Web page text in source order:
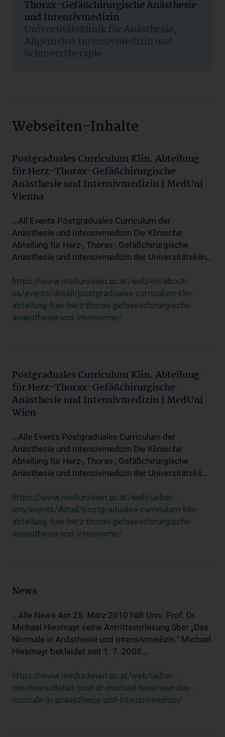
Thorax-Gefäßchirurgische Anästhesie
und Intensivmedizin
Universitätsklinik für Anästhesie,
Allgemeine Intensivmedizin und
Schmerztherapie
Webseiten-Inhalte
Postgraduales Curriculum Klin. Abteilung
für Herz-Thorax-Gefäßchirurgische
Anästhesie und Intensivmedizin | MedUni
Vienna
...All Events Postgraduales Curriculum der
Anästhesie und Intensivmedizin Die Klinische
Abteilung für Herz-, Thorax-, Gefäßchirurgische
Anästhesie und Intensivmedizin der Universitätsklin...
https://www.meduniwien.ac.at/web/en/about-
us/events/detail/postgraduales-curriculum-klin-
abteilung-fuer-herz-thorax-gefaesschirurgische-
anaesthesie-und-intensivme/
Postgraduales Curriculum Klin. Abteilung
für Herz-Thorax-Gefäßchirurgische
Anästhesie und Intensivmedizin | MedUni
Wien
...Alle Events Postgraduales Curriculum der
Anästhesie und Intensivmedizin Die Klinische
Abteilung für Herz-, Thorax-, Gefäßchirurgische
Anästhesie und Intensivmedizin der Universitätskli...
https://www.meduniwien.ac.at/web/ueber-
uns/events/detail/postgraduales-curriculum-klin-
abteilung-fuer-herz-thorax-gefaesschirurgische-
anaesthesie-und-intensivme/
News
...Alle News Am 25. März 2010 hält Univ. Prof. Dr.
Michael Hiesmayr seine Antrittsvorlesung über „Das
Normale in Anästhesie und Intensivmedizin.“ Michael
Hiesmayr bekleidet seit 1. 7. 2008...
https://www.meduniwien.ac.at/web/ueber-
uns/news/detail/prof-dr-michael-hiesmayr-das-
normale-in-anaesthesie-und-intensivmedizin/